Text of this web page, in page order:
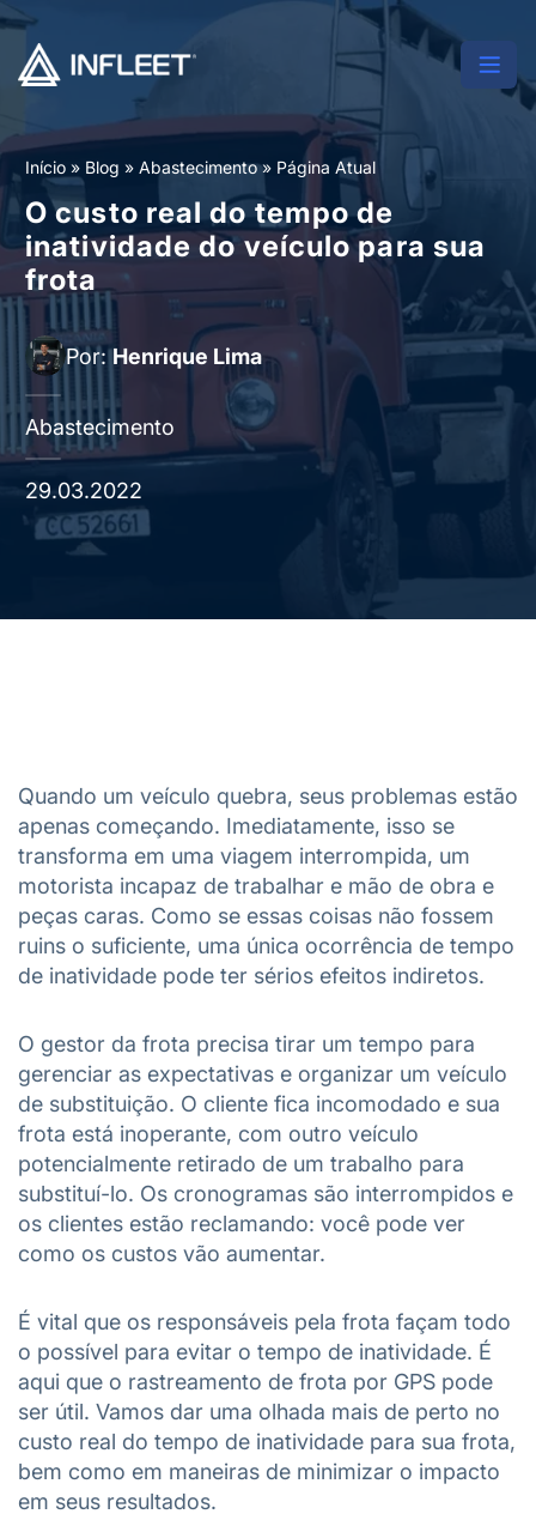
Início » Blog » Abastecimento» Página Atual
O custo real do tempo de
inatividade do veículo para sua
frota
Por:Henrique Lima
Abastecimento
29.03.2022
Quando um veículo quebra, seus problemas estão
apenas começando. Imediatamente, isso se
transforma em uma viagem interrompida, um
motorista incapaz de trabalhar e mão de obra e
peças caras. Como se essas coisas não fossem
ruins o suficiente, uma única ocorrência de tempo
de inatividade pode ter sérios efeitos indiretos.
O gestor da frota precisa tirar um tempo para
gerenciar as expectativas e organizar um veículo
de substituição. O cliente fica incomodado e sua
frota está inoperante, com outro veículo
potencialmente retirado de um trabalho para
substituí-lo. Os cronogramas são interrompidos e
os clientes estão reclamando: você pode ver
como os custos vão aumentar.
É vital que os responsáveis pela frota façam todo
o possível para evitar o tempo de inatividade. É
aqui que o rastreamento de frota por GPS pode
ser útil. Vamos dar uma olhada mais de perto no
custo real do tempo de inatividade para sua frota,
bem como em maneiras de minimizar o impacto
em seus resultados.